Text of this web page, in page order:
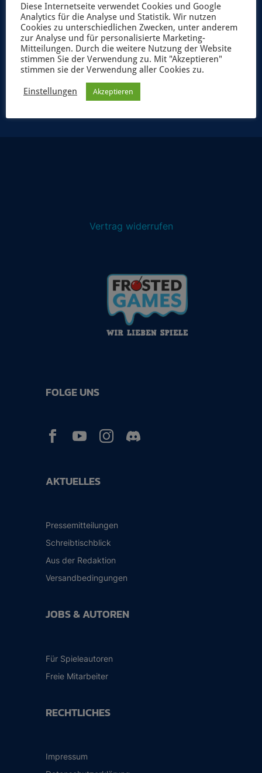
JETZT ANMELDEN
Vertrag widerrufen
AKTUELLES
Pressemitteilungen
Schreibtischblick
Aus der Redaktion
Versandbedingungen
JOBS & AUTOREN
Für Spieleautoren
Freie Mitarbeiter
RECHTLICHES
Impressum
FOLGE UNS
  
Diese Internetseite verwendet Cookies und Google
Analytics für die Analyse und Statistik. Wir nutzen
Cookies zu unterschiedlichen Zwecken, unter anderem
zur Analyse und für personalisierte Marketing-
Mitteilungen. Durch die weitere Nutzung der Website
stimmen Sie der Verwendung zu. Mit "Akzeptieren"
stimmen sie der Verwendung aller Cookies zu.
Einstellungen Akzeptieren